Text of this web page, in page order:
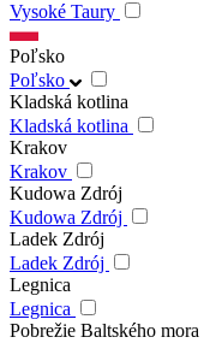
Vysoké Taury
Poľsko
Poľsko
Kladská kotlina
Kladská kotlina
Krakov
Krakov
Kudowa Zdrój
Kudowa Zdrój
Ladek Zdrój
Ladek Zdrój
Legnica
Legnica
Pobrežie Baltského mora